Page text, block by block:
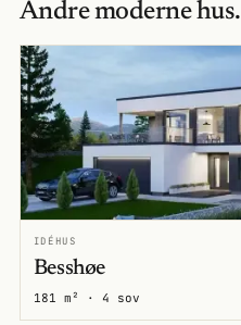
Andre moderne hus.
IDÉHUS
Besshøe
181 m² · 4 sov